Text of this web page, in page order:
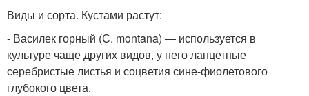
Виды и сорта. Кустами растут:
- Василек горный (С. montana) — используется в
культуре чаще других видов, у него ланцетные
серебристые листья и соцветия сине-фиолетового
глубокого цвета.